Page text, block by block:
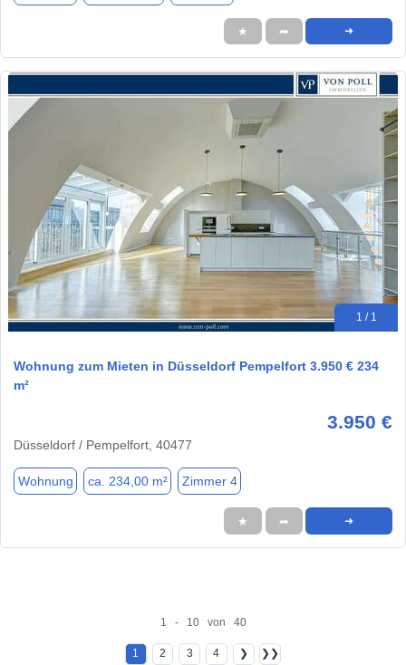
★ ➦ ➜
1 / 1
Wohnung zum Mieten in Düsseldorf Pempelfort 3.950 € 234
m²
3.950 €
Düsseldorf / Pempelfort, 40477
Wohnung ca. 234,00 m² Zimmer 4
★ ➦ ➜
1 - 10 von 40
1 2 3 4 ❯ ❯❯